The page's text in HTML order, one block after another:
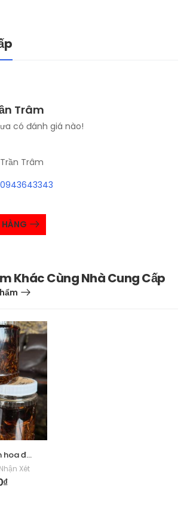
Trâm
có đánh giá nào!
Trần Trâm
0943643343
Khác Cùng Nhà Cung Cấp
hoa đu
Xét
₫